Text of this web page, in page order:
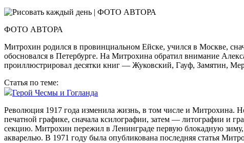
ФОТО АВТОРА
Митрохин родился в провинциальном Ейске, учился в Москве,
обосновался в Петербурге. На Митрохина обратил внимание
проиллюстрировал десятки книг — Жуковский, Гауф, Замятин,
Статья по теме:
Герой Чесмы и Гогланда
Революция 1917 года изменила жизнь, в том числе и Митрохина.
печатной графике, сначала ксилографии, затем — литографии и
секцию. ­Митрохин пережил в Ленинграде первую блокадную
акварелью. В 1971 году была опубликована последняя статья